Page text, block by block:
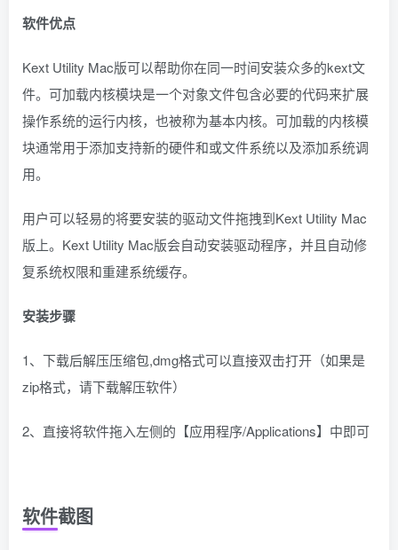
软件优点
Kext Utility Mac版可以帮助你在同一时间安装众多的kext文
件。可加载内核模块是一个对象文件包含必要的代码来扩展
操作系统的运行内核，也被称为基本内核。可加载的内核模
块通常用于添加支持新的硬件和或文件系统以及添加系统调
用。
用户可以轻易的将要安装的驱动文件拖拽到Kext Utility Mac
版上。Kext Utility Mac版会自动安装驱动程序，并且自动修
复系统权限和重建系统缓存。
安装步骤
1、下载后解压压缩包,dmg格式可以直接双击打开（如果是
zip格式，请下载解压软件）
2、直接将软件拖入左侧的【应用程序/Applications】中即可
软件截图